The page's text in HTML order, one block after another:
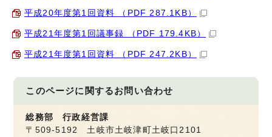
平成20年度第1回資料 （PDF 287.1KB）
平成21年度第1回議事録 （PDF 179.4KB）
平成21年度第1回資料 （PDF 247.2KB）
このページに関するお問い合わせ
総務部 行政経営課
〒509-5192 土岐市土岐津町土岐口2101